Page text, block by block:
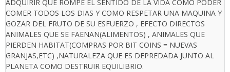
ADQUIRIR QUE ROMPE EL SENTIDO DE LA VIDA COMO PODER
COMER TODOS LOS DIAS Y COMO RESPETAR UNA MAQUINA Y
GOZAR DEL FRUTO DE SU ESFUERZO , EFECTO DIRECTOS
ANIMALES QUE SE FAENAN(ALIMENTOS) , ANIMALES QUE
PIERDEN HABITAT(COMPRAS POR BIT COINS = NUEVAS
GRANJAS,ETC) ,NATURALEZA QUE ES DEPREDADA JUNTO AL
PLANETA COMO DESTRUIR EQUILIBRIO.